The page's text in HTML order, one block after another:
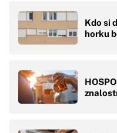
Kdo si
horku